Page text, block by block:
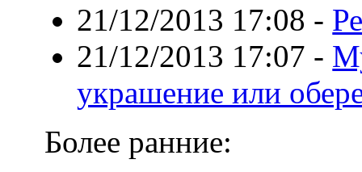
21/12/2013 17:08 -
21/12/2013 17:07 -
украшение или
Более ранние: